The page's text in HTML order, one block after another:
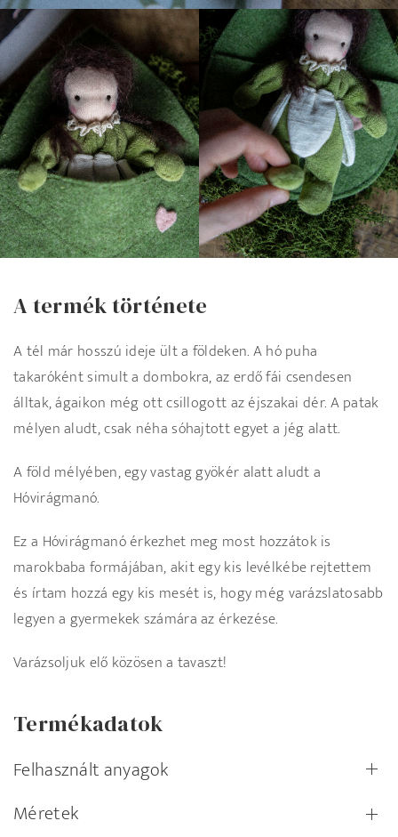
A termék története
A tél már hosszú ideje ült a földeken. A hó puha
takaróként simult a dombokra, az erdő fái csendesen
álltak, ágaikon még ott csillogott az éjszakai dér. A patak
mélyen aludt, csak néha sóhajtott egyet a jég alatt.
A föld mélyében, egy vastag gyökér alatt aludt a
Hóvirágmanó.
Ez a Hóvirágmanó érkezhet meg most hozzátok is
marokbaba formájában, akit egy kis levélkébe rejtettem
és írtam hozzá egy kis mesét is, hogy még varázslatosabb
legyen a gyermekek számára az érkezése.
Varázsoljuk elő közösen a tavaszt!
Termékadatok
Felhasznált anyagok
Méretek